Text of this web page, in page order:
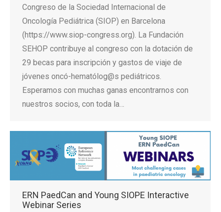
Congreso de la Sociedad Internacional de
Oncología Pediátrica (SIOP) en Barcelona
(https://www.siop-congress.org). La Fundación
SEHOP contribuye al congreso con la dotación de
29 becas para inscripción y gastos de viaje de
jóvenes oncó-hematólog@s pediátricos.
Esperamos con muchas ganas encontrarnos con
nuestros socios, con toda la…
ERN PaedCan and Young SIOPE Interactive
Webinar Series